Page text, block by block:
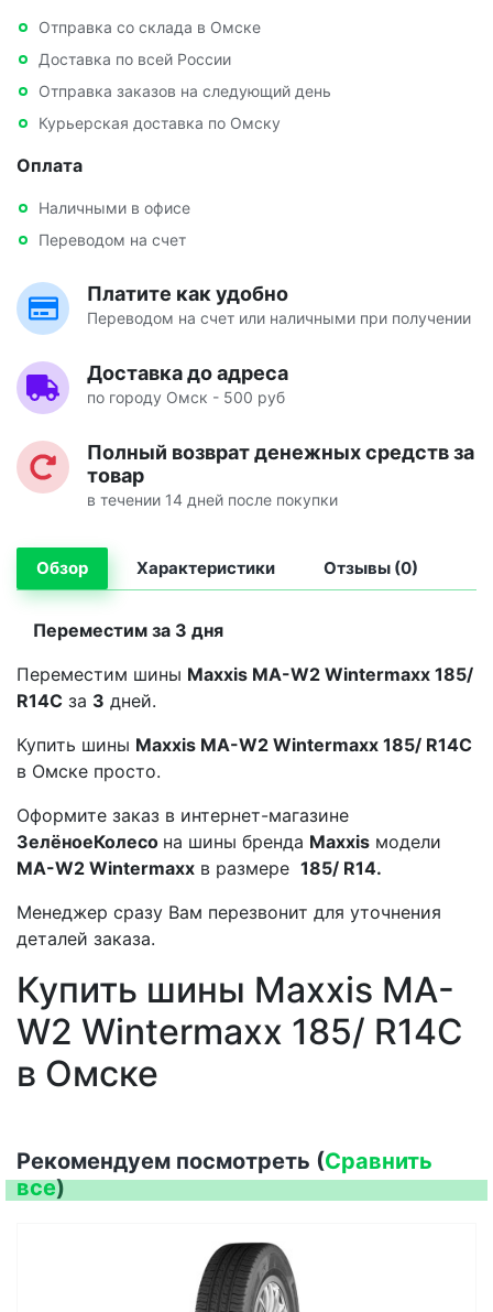
Отправка со склада в Омске
Доставка по всей России
Отправка заказов на следующий день
Курьерская доставка по Омску
Оплата
Наличными в офисе
Переводом на счет
Платите как удобно
Переводом на счет или наличными при получении
Доставка до адреса
по городу Омск - 500 руб
Полный возврат денежных средств за
товар
в течении 14 дней после покупки
Обзор Характеристики Отзывы (0)
Переместим за 3 дня
Переместим шины Maxxis MA-W2 Wintermaxx 185/
R14C за 3 дней.
Купить шины Maxxis MA-W2 Wintermaxx 185/ R14C
в Омске просто.
Оформите заказ в интернет-магазине
ЗелёноеКолесо на шины бренда Maxxis модели
MA-W2 Wintermaxx в размере 185/ R14.
Менеджер сразу Вам перезвонит для уточнения
деталей заказа.
Купить шины Maxxis MA-
W2 Wintermaxx 185/ R14C
в Омске
Рекомендуем посмотреть (Сравнить
все)